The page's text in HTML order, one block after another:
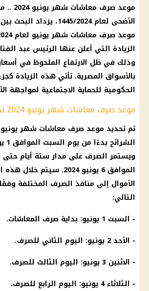
موعد
الأضحى لعام 1445/2024،
الزيادة التي أعلن عنها الرئيس عبد
وذلك في ظل الارتفاع الملحوظ في
بالأسواق المصرية. تأتي هذه الزيادة
الحكومية للحماية الاجتماعية لمواجهة
موعد صرف معاشات شهر يونيو 2024 لكل الشرائح
ويستمر الصرف على مدار ستة أيام
الموافق 6 يونيو 2024. سيتم
الأموال إلى منافذ الصرف المختلفة
التالي:
- السبت 1 يونيو: بداية صرف المعاشات.
- الأحد 2 يونيو: اليوم الثاني للصرف.
- الاثنين 3 يونيو: اليوم الثالث للصرف.
- الثلاثاء 4 يونيو: اليوم الرابع للصرف.